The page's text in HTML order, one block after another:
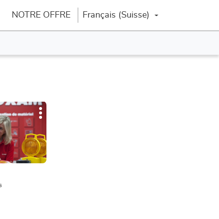
NOTRE OFFRE Changer la langue
Français (Suisse)
Plus